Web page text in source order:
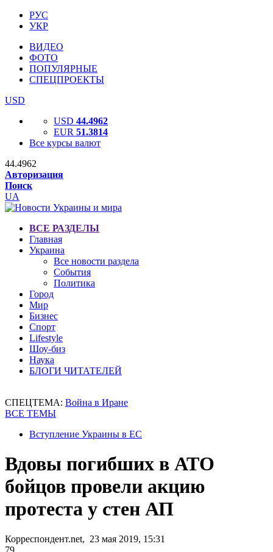
РУС
УКР
ВИДЕО
ФОТО
ПОПУЛЯРНЫЕ
СПЕЦПРОЕКТЫ
USD
USD 44.4962
EUR 51.3814
Все курсы валют
44.4962
Авторизация
Поиск
UA
ВСЕ РАЗДЕЛЫ
Главная
Украина
Все новости раздела
События
Политика
Город
Мир
Бизнес
Спорт
Lifestyle
Шоу-биз
Наука
БЛОГИ ЧИТАТЕЛЕЙ
СПЕЦТЕМА: Война в Иране
ВСЕ ТЕМЫ
Вступление Украины в ЕС
Вдовы погибших в АТО
бойцов провели акцию
протеста у стен АП
Корреспондент.net, 23 мая 2019, 15:31
79